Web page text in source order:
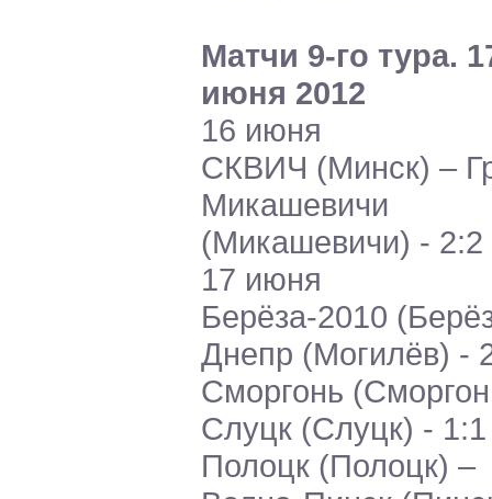
Матчи 9-го тура.
июня 2012
16 июня
СКВИЧ (Минск) –
Микашевичи
(Микашевичи) - 2:2
17 июня
Берёза-2010
Днепр (Могилёв) -
Сморгонь
Слуцк (Слуцк) - 1:1
Полоцк (Полоцк) –